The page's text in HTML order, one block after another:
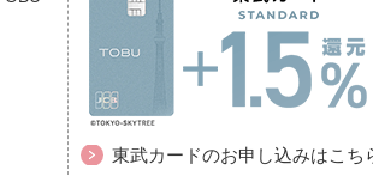
東武カードのお申し込みはこち